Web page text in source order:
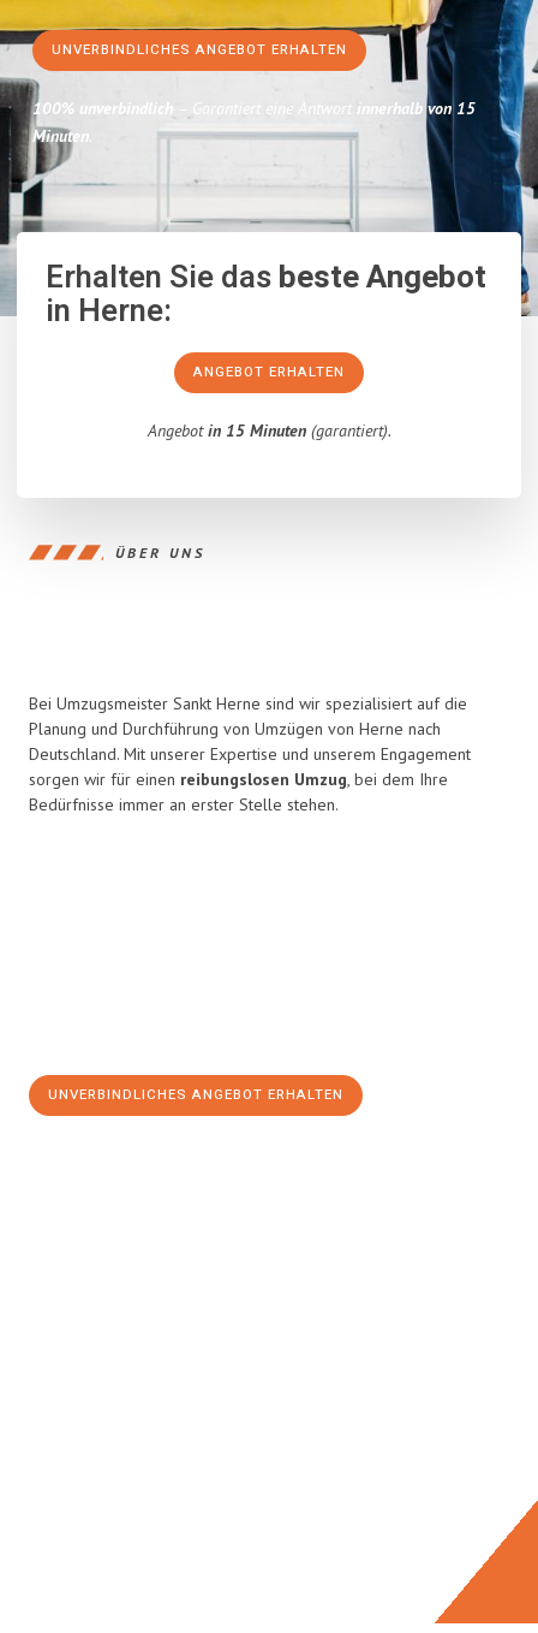
UNVERBINDLICHES ANGEBOT ERHALTEN
100% unverbindlich – Garantiert eine Antwort innerhalb von 15
Minuten.
Erhalten Sie dasbeste Angebot
in Herne:
ANGEBOT ERHALTEN
Angebotin 15 Minuten(garantiert).
ÜBER UNS
Bei Umzugsmeister Sankt Herne sind wir spezialisiert auf die
Planung und Durchführung von Umzügen von Herne nach
Deutschland. Mit unserer Expertise und unserem Engagement
sorgen wir für einen reibungslosen Umzug, bei dem Ihre
Bedürfnisse immer an erster Stelle stehen.
UNVERBINDLICHES ANGEBOT ERHALTEN